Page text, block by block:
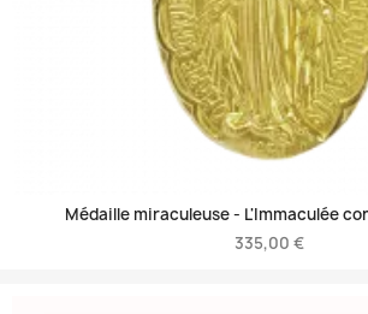
Médaille miraculeuse - L'Immaculée
335,00 €